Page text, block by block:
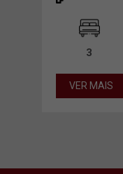
3
VER MAIS